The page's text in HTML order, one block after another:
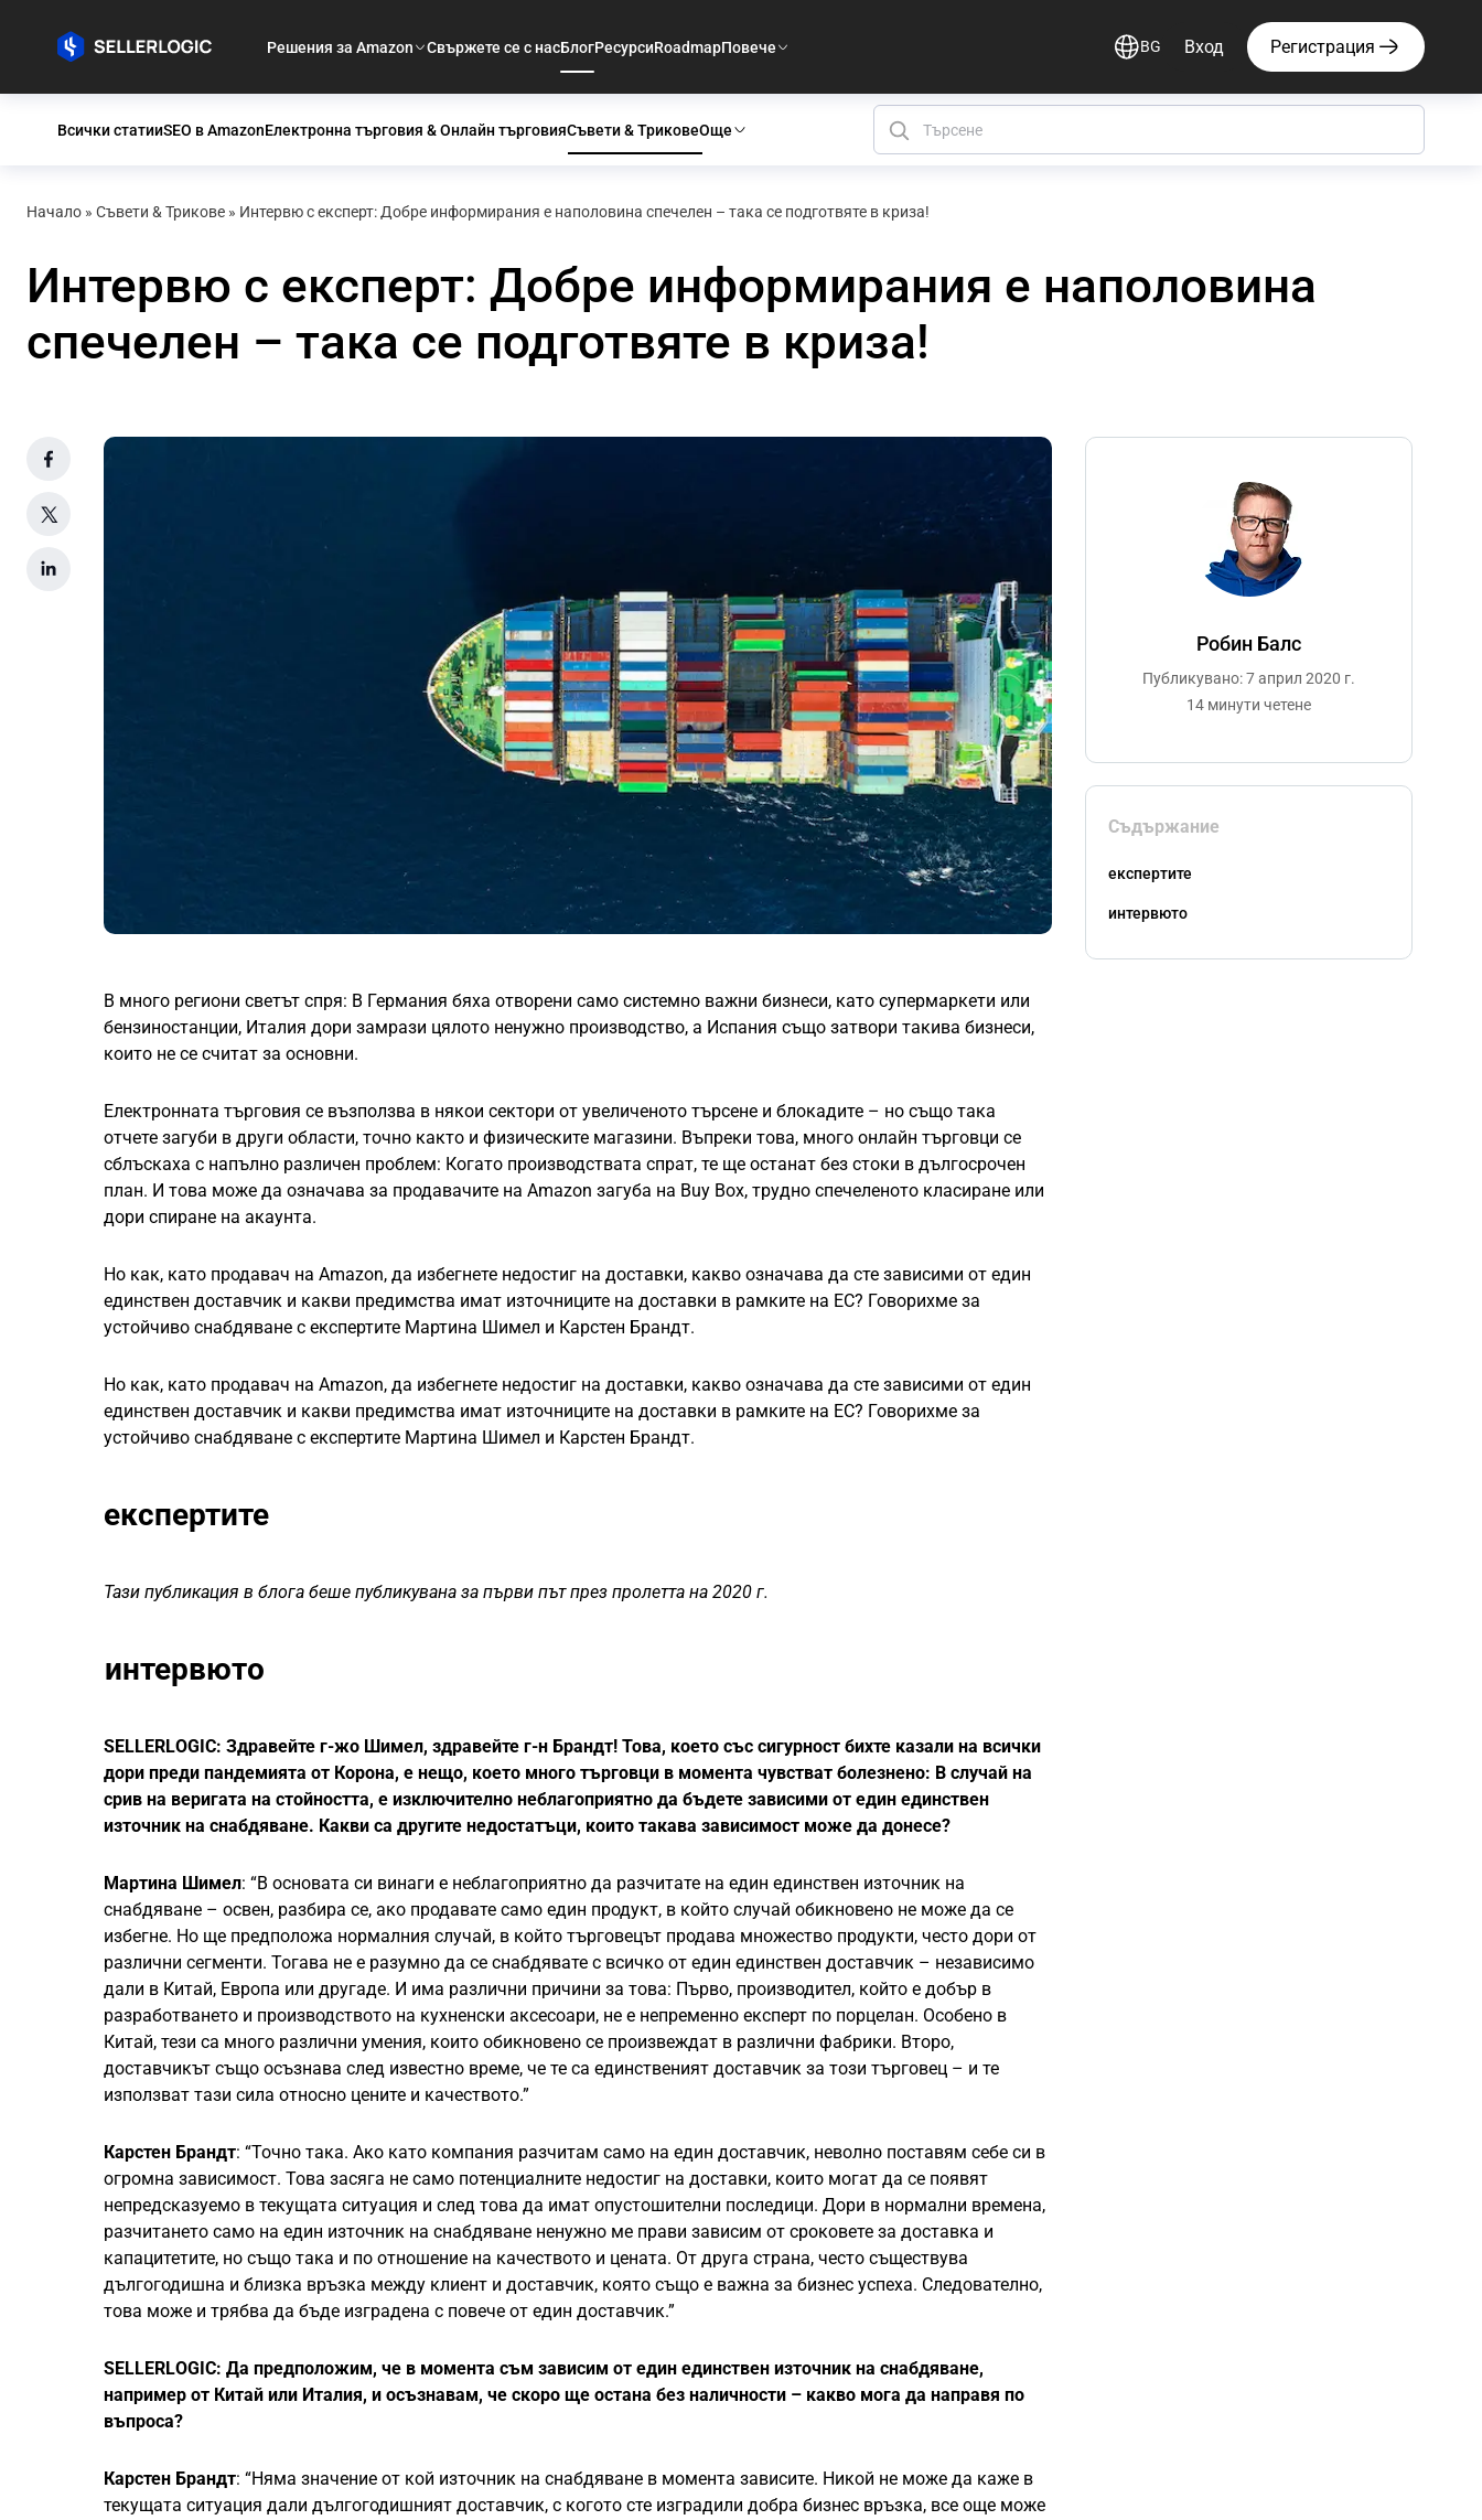
Решения за Amazon Свържете се с насБлогРесурсиRoadmapПовече BG Вход Регистрация
Всички статииSEO в AmazonЕлектронна търговия & Онлайн търговияСъвети & ТриковеОще
Начало » Съвети & Трикове » Интервю с експерт: Добре информирания е наполовина спечелен – така се подготвяте в криза!
Интервю с експерт: Добре информирания е наполовина
спечелен – така се подготвяте в криза!
Робин Балс
Публикувано: 7 април 2020 г.
14 минути четене
Съдържание
експертите
интервюто
В много региони светът спря: В Германия бяха отворени само системно важни бизнеси, като супермаркети или
бензиностанции, Италия дори замрази цялото ненужно производство, а Испания също затвори такива бизнеси,
които не се считат за основни.
Електронната търговия се възползва в някои сектори от увеличеното търсене и блокадите – но също така
отчете загуби в други области, точно както и физическите магазини. Въпреки това, много онлайн търговци се
сблъскаха с напълно различен проблем: Когато производствата спрат, те ще останат без стоки в дългосрочен
план. И това може да означава за продавачите на Amazon загуба на Buy Box, трудно спечеленото класиране или
дори спиране на акаунта.
Но как, като продавач на Amazon, да избегнете недостиг на доставки, какво означава да сте зависими от един
единствен доставчик и какви предимства имат източниците на доставки в рамките на ЕС? Говорихме за
устойчиво снабдяване с експертите Мартина Шимел и Карстен Брандт.
Но как, като продавач на Amazon, да избегнете недостиг на доставки, какво означава да сте зависими от един
единствен доставчик и какви предимства имат източниците на доставки в рамките на ЕС? Говорихме за
устойчиво снабдяване с експертите Мартина Шимел и Карстен Брандт.
експертите
Тази публикация в блога беше публикувана за първи път през пролетта на 2020 г.
интервюто
SELLERLOGIC: Здравейте г-жо Шимел, здравейте г-н Брандт! Това, което със сигурност бихте казали на всички
дори преди пандемията от Корона, е нещо, което много търговци в момента чувстват болезнено: В случай на
срив на веригата на стойността, е изключително неблагоприятно да бъдете зависими от един единствен
източник на снабдяване. Какви са другите недостатъци, които такава зависимост може да донесе?
Мартина Шимел: “В основата си винаги е неблагоприятно да разчитате на един единствен източник на
снабдяване – освен, разбира се, ако продавате само един продукт, в който случай обикновено не може да се
избегне. Но ще предположа нормалния случай, в който търговецът продава множество продукти, често дори от
различни сегменти. Тогава не е разумно да се снабдявате с всичко от един единствен доставчик – независимо
дали в Китай, Европа или другаде. И има различни причини за това: Първо, производител, който е добър в
разработването и производството на кухненски аксесоари, не е непременно експерт по порцелан. Особено в
Китай, тези са много различни умения, които обикновено се произвеждат в различни фабрики. Второ,
доставчикът също осъзнава след известно време, че те са единственият доставчик за този търговец – и те
използват тази сила относно цените и качеството.”
Карстен Брандт: “Точно така. Ако като компания разчитам само на един доставчик, неволно поставям себе си в
огромна зависимост. Това засяга не само потенциалните недостиг на доставки, които могат да се появят
непредсказуемо в текущата ситуация и след това да имат опустошителни последици. Дори в нормални времена,
разчитането само на един източник на снабдяване ненужно ме прави зависим от сроковете за доставка и
капацитетите, но също така и по отношение на качеството и цената. От друга страна, често съществува
дългогодишна и близка връзка между клиент и доставчик, която също е важна за бизнес успеха. Следователно,
това може и трябва да бъде изградена с повече от един доставчик.”
SELLERLOGIC: Да предположим, че в момента съм зависим от един единствен източник на снабдяване,
например от Китай или Италия, и осъзнавам, че скоро ще остана без наличности – какво мога да направя по
въпроса?
Карстен Брандт: “Няма значение от кой източник на снабдяване в момента зависите. Никой не може да каже в
текущата ситуация дали дългогодишният доставчик, с когото сте изградили добра бизнес връзка, все още може